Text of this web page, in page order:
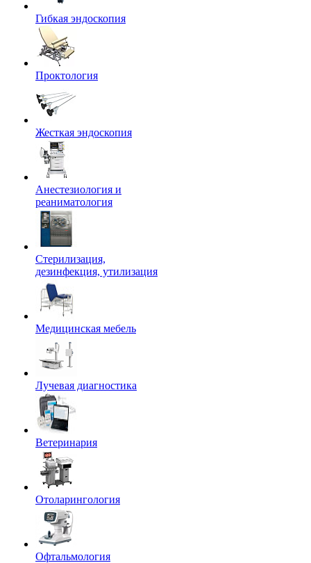
Гибкая эндоскопия
Проктология
Жесткая эндоскопия
Анестезиология и
реаниматология
Стерилизация,
дезинфекция, утилизация
Медицинская мебель
Лучевая диагностика
Ветеринария
Отоларингология
Офтальмология